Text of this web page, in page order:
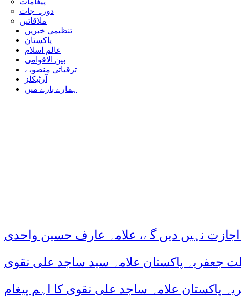
دورہ جات
ملاقاتیں
تنظیمی خبریں
پاکستان
عالم اسلام
بین الاقوامی
ترقیاتی منصوبے
آرٹیکلز
ہمارے بارے میں
نہیں دیں گے، علامہ عارف حسین واحدی
جعفریہ پاکستان علامہ سید ساجد علی نقوی